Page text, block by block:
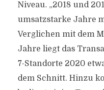
Niveau. „2018 und
umsatzstarke Jahre
Verglichen mit dem
Jahre liegt das
7-Standorte 2020
dem Schnitt. Hinzu